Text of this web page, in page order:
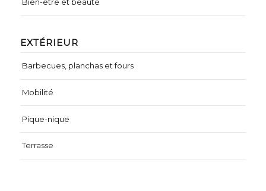
Bien-être et beauté
EXTÉRIEUR
Barbecues, planchas et fours
Mobilité
Pique-nique
Terrasse